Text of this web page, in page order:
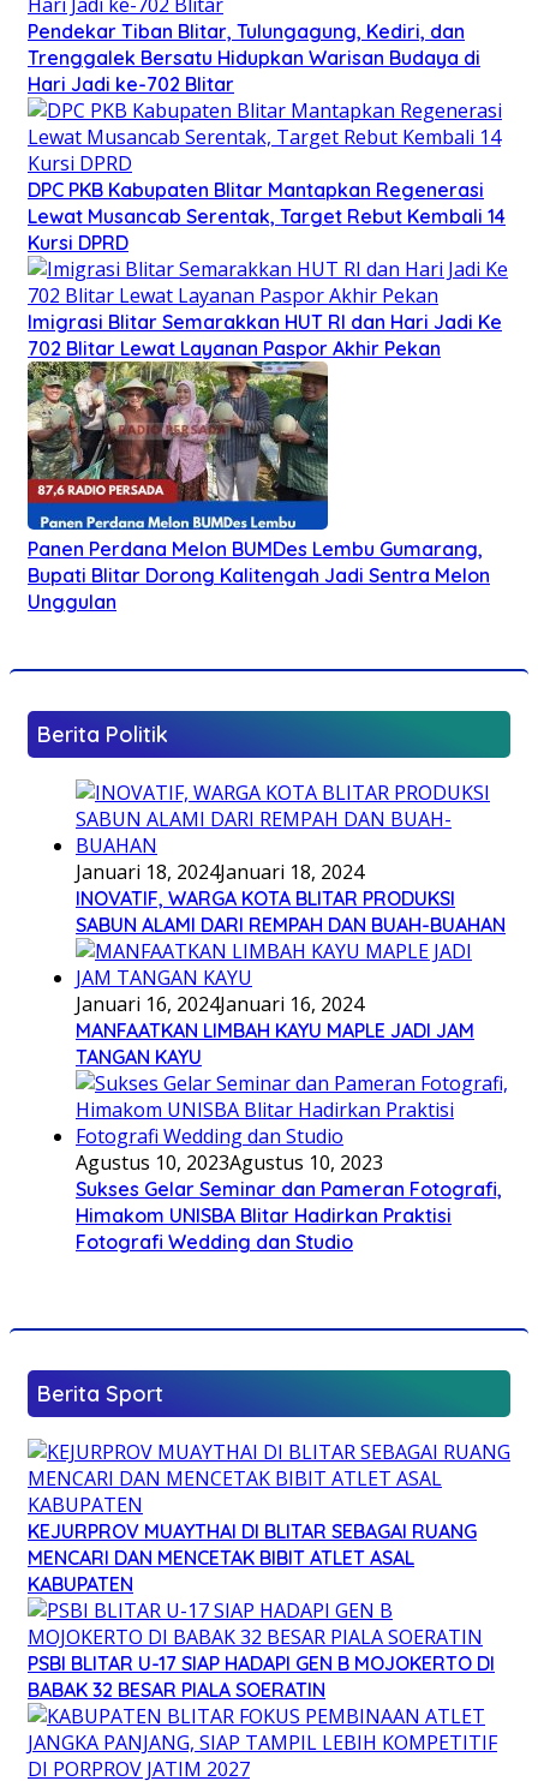
Pendekar Tiban Blitar, Tulungagung, Kediri, dan
Trenggalek Bersatu Hidupkan Warisan Budaya di
Hari Jadi ke-702 Blitar
DPC PKB Kabupaten Blitar Mantapkan Regenerasi
Lewat Musancab Serentak, Target Rebut Kembali 14
Kursi DPRD
Imigrasi Blitar Semarakkan HUT RI dan Hari Jadi Ke
702 Blitar Lewat Layanan Paspor Akhir Pekan
Panen Perdana Melon BUMDes Lembu Gumarang,
Bupati Blitar Dorong Kalitengah Jadi Sentra Melon
Unggulan
Berita Politik
Januari 18, 2024Januari 18, 2024
INOVATIF, WARGA KOTA BLITAR PRODUKSI
SABUN ALAMI DARI REMPAH DAN BUAH-BUAHAN
Januari 16, 2024Januari 16, 2024
MANFAATKAN LIMBAH KAYU MAPLE JADI JAM
TANGAN KAYU
Agustus 10, 2023Agustus 10, 2023
Sukses Gelar Seminar dan Pameran Fotografi,
Himakom UNISBA Blitar Hadirkan Praktisi
Fotografi Wedding dan Studio
Berita Sport
KEJURPROV MUAYTHAI DI BLITAR SEBAGAI RUANG
MENCARI DAN MENCETAK BIBIT ATLET ASAL
KABUPATEN
PSBI BLITAR U-17 SIAP HADAPI GEN B MOJOKERTO DI
BABAK 32 BESAR PIALA SOERATIN